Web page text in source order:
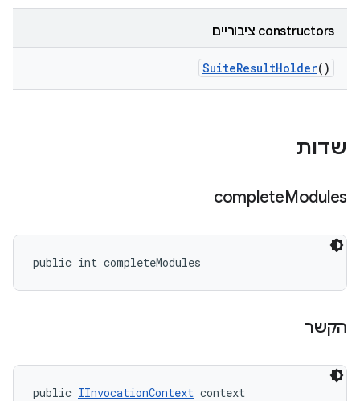
‫constructors ציבוריים
SuiteResultHolder()
שדות
completeModules
public int completeModules
הקשר
public IInvocationContext context